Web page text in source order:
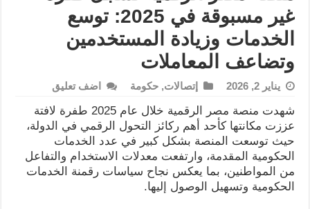
غير مسبوقة في 2025: توسع
الخدمات وزيادة المستخدمين
وتضاعف المعاملات
يناير 2, 2026 إتصالات, حكومة اضف تعليق
شهدت منصة مصر الرقمية خلال عام 2025 طفرة لافتة
عززت مكانتها كأحد أهم ركائز التحول الرقمي في الدولة،
حيث توسعت المنصة بشكل كبير في عدد الخدمات
الحكومية المقدمة، وارتفعت معدلات الاستخدام والتفاعل
من المواطنين، بما يعكس نجاح سياسات رقمنة الخدمات
الحكومية وتسهيل الوصول إليها.